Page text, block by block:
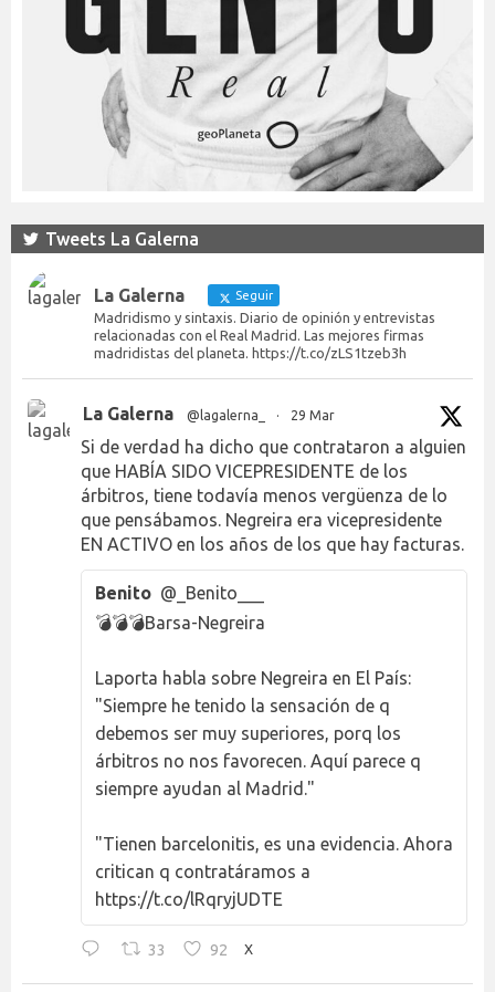
Tweets La Galerna
La Galerna Seguir
Madridismo y sintaxis. Diario de opinión y entrevistas
relacionadas con el Real Madrid. Las mejores firmas
madridistas del planeta. https://t.co/zLS1tzeb3h
La Galerna @lagalerna_ · 29 Mar
Si de verdad ha dicho que contrataron a alguien
que HABÍA SIDO VICEPRESIDENTE de los
árbitros, tiene todavía menos vergüenza de lo
que pensábamos. Negreira era vicepresidente
EN ACTIVO en los años de los que hay facturas.
Benito @_Benito___
💣💣💣Barsa-Negreira
Laporta habla sobre Negreira en El País:
"Siempre he tenido la sensación de q
debemos ser muy superiores, porq los
árbitros no nos favorecen. Aquí parece q
siempre ayudan al Madrid."
"Tienen barcelonitis, es una evidencia. Ahora
critican q contratáramos a
https://t.co/lRqryjUDTE
33 92 X